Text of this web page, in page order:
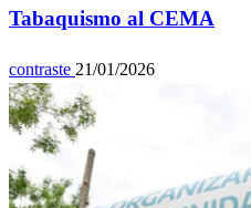
Tabaquismo al CEMA
contraste 21/01/2026